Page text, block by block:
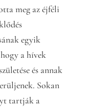
meg az éjféli
egyik
a hívek
és annak
Sokan
tartják a